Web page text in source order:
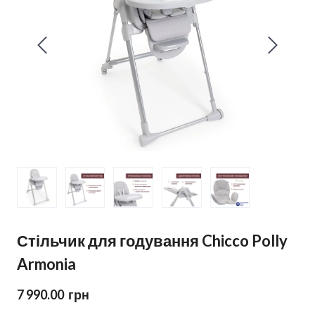
Стільчик для годування Chicco Polly
Armonia
7 990.00  грн